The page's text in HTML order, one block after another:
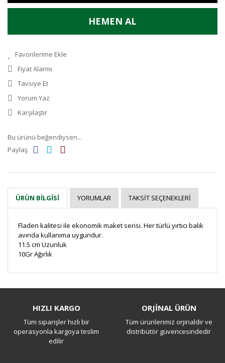
HEMEN AL
Fiyat Alarmı
Tavsiye Et
Yorum Yaz
Karşılaştır
Bu ürünü beğendiysen...
Paylaş
ÜRÜN BILGISI YORUMLAR TAKSIT SEÇENEKLERI
Fladen kalitesi ile ekonomik maket serisi. Her türlü yırtıcı balık
avında kullanıma uygundur.
11.5 cm Uzunluk
10Gr Ağırlık
Yorum Yaz
HIZLI KARGO
Tüm siparişler hızlı bir
operasyonla kargoya teslim
edilir
ORJİNAL ÜRÜN
Tüm ürünlerimiz orjinaldir ve
distribütör güvencesindedir